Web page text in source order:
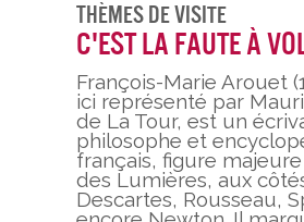
Thèmes De Visite
C'est la faute à
François-Marie Arouet
ici représenté par
de La Tour, est un
philosophe et
français, figure
des Lumières, aux
Descartes, Rousseau,